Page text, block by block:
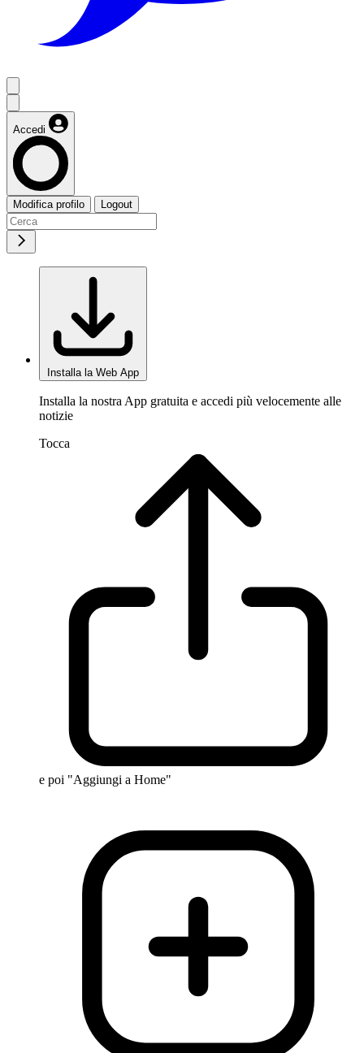
Accedi
Modifica profilo Logout
Installa la Web App
Installa la nostra App gratuita e accedi più velocemente alle
notizie
Tocca
e poi "Aggiungi a Home"